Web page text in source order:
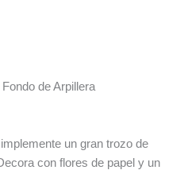
de Arpillera
un gran trozo de
con flores de papel y un